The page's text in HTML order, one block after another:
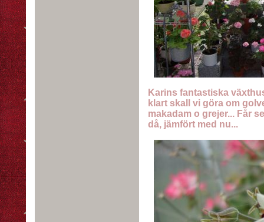
Karins fantastiska
klart skall vi göra om
makadam o grejer... Får
då, jämfört med nu...